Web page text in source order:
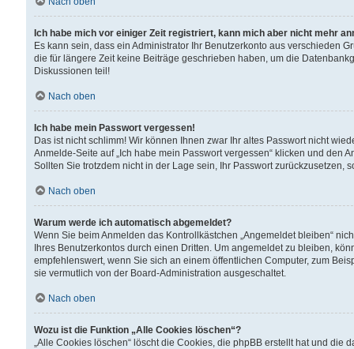
Ich habe mich vor einiger Zeit registriert, kann mich aber nicht mehr
Es kann sein, dass ein Administrator Ihr Benutzerkonto aus verschieden
die für längere Zeit keine Beiträge geschrieben haben, um die
Diskussionen teil!
Nach oben
Ich habe mein Passwort vergessen!
Das ist nicht schlimm! Wir können Ihnen zwar Ihr altes Passwort nicht
Anmelde-Seite auf „Ich habe mein Passwort vergessen“ klicken und
Sollten Sie trotzdem nicht in der Lage sein, Ihr Passwort zurückzusetzen,
Nach oben
Warum werde ich automatisch abgemeldet?
Wenn Sie beim Anmelden das Kontrollkästchen „Angemeldet bleiben“
Ihres Benutzerkontos durch einen Dritten. Um angemeldet zu bleiben,
empfehlenswert, wenn Sie sich an einem öffentlichen Computer, zum
sie vermutlich von der Board-Administration ausgeschaltet.
Nach oben
Wozu ist die Funktion „Alle Cookies löschen“?
„Alle Cookies löschen“ löscht die Cookies, die phpBB erstellt hat und